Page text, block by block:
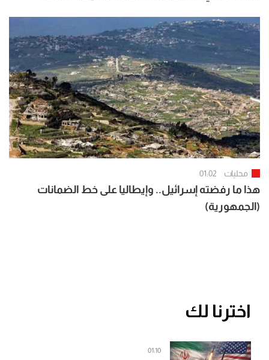
محليات 01:02
هذا ما رفضته إسرائيل.. وإيطاليا على خط الضمانات
(الجمهورية)
اخترنا لك
01:10